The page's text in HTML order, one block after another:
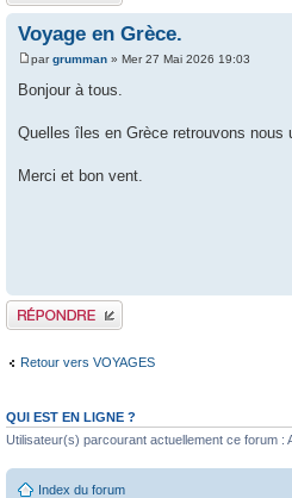
Voyage en Grèce.
pargrumman » Mer 27 Mai 2026 19:03
Bonjour à tous.
Quelles îles en Grèce retrouvons nous
Merci et bon vent.
Publier une réponse
Retour vers VOYAGES
QUI EST EN LIGNE ?
Utilisateur(s) parcourant actuellement ce forum :
Index du forum